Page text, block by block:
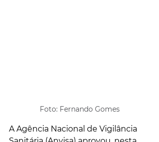
Foto: Fernando Gomes
A Agência Nacional de Vigilância